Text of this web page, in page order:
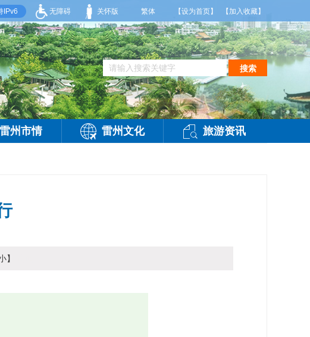
晚间天气】今晚到明天白天，阴天间多云，有雷阵雨，局部大雨，东南风2～3级，气温25～
IPv6 无障碍 关怀版 繁体 【设为首页】 【加入收藏】
搜索
雷州市情 雷州文化 旅游资讯
】